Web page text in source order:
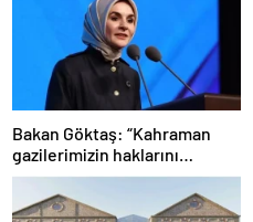
Bakan Göktaş: “Kahraman
gazilerimizin haklarını
güçlendiren yeni bir dönemin
kapılarını aralıyoruz”